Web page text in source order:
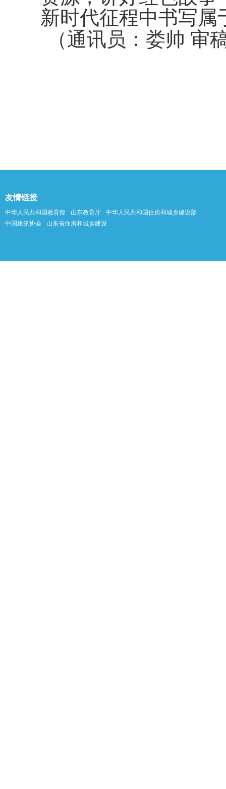
新时代征程中书写属
（通讯员：娄帅 审
友情链接
中华人民共和国教育部 山东教育厅
中华人民共和国住房和城乡建设部
中国建筑协会
山东省住房和城乡建设